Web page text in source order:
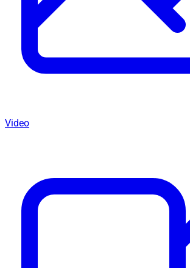
Video